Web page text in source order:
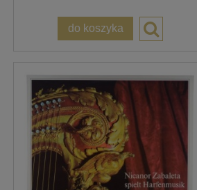
do koszyka